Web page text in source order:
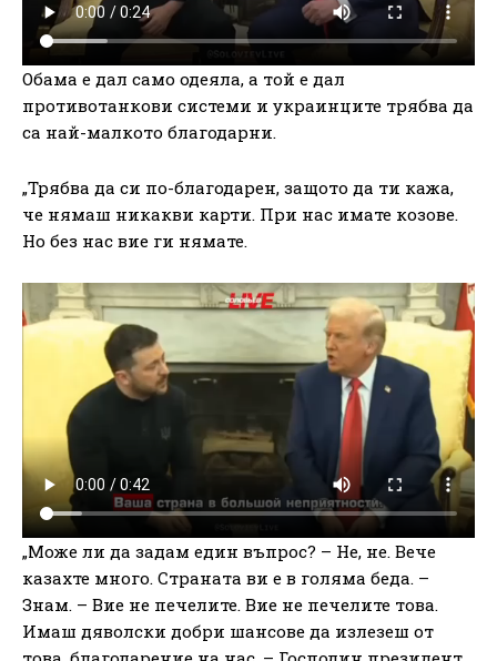
Обама е дал само одеяла, а той е дал
противотанкови системи и украинците трябва да
са най-малкото благодарни.
„Трябва да си по-благодарен, защото да ти кажа,
че нямаш никакви карти. При нас имате козове.
Но без нас вие ги нямате.
„Може ли да задам един въпрос? – Не, не. Вече
казахте много. Страната ви е в голяма беда. –
Знам. – Вие не печелите. Вие не печелите това.
Имаш дяволски добри шансове да излезеш от